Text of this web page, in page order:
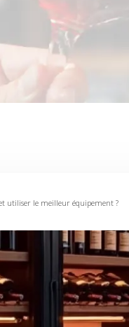
utiliser le meilleur équipement ?